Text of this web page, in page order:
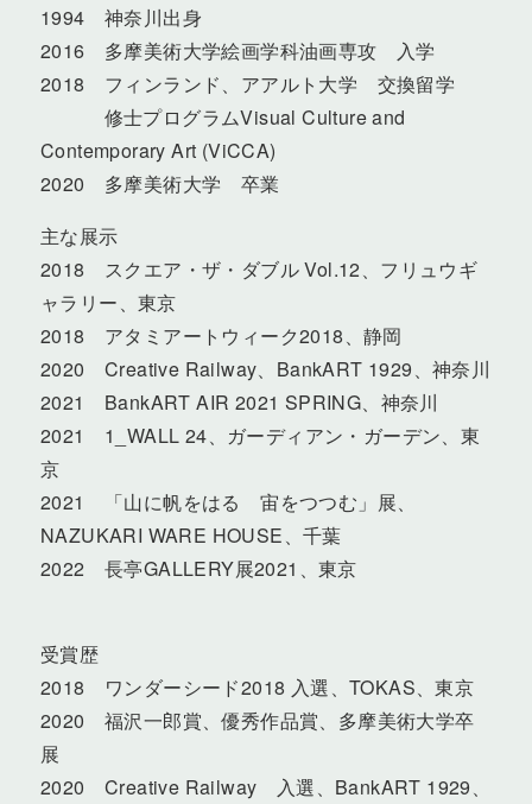
1994 神奈川出身
2016 多摩美術大学絵画学科油画専攻 入学
2018 フィンランド、アアルト大学 交換留学
修士プログラムVisual Culture and
Contemporary Art (ViCCA)
2020 多摩美術大学 卒業
主な展示
2018 スクエア・ザ・ダブル Vol.12、フリュウギ
ャラリー、東京
2018 アタミアートウィーク2018、静岡
2020 Creative Railway、BankART 1929、神奈川
2021 BankART AIR 2021 SPRING、神奈川
2021 1_WALL 24、ガーディアン・ガーデン、東
京
2021 「山に帆をはる 宙をつつむ」展、
NAZUKARI WARE HOUSE、千葉
2022 長亭GALLERY展2021、東京
受賞歴
2018 ワンダーシード2018 入選、TOKAS、東京
2020 福沢一郎賞、優秀作品賞、多摩美術大学卒
展
2020 Creative Railway 入選、BankART 1929、